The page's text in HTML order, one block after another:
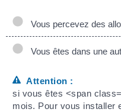
Vous percevez des
Vous êtes dans une
Attention :
si vous êtes <span
mois. Pour vous installer